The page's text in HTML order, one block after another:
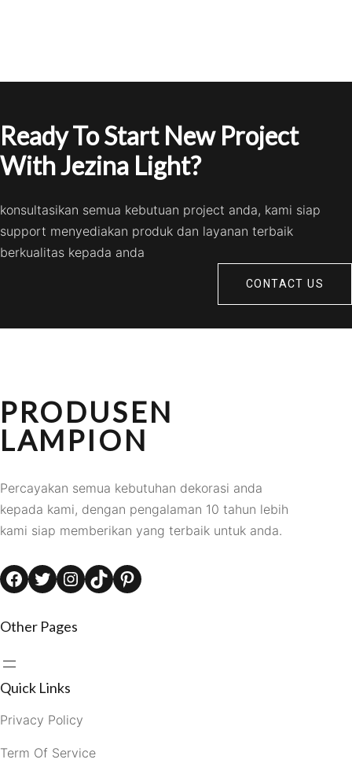
Ready To Start New Project
With Jezina Light?
konsultasikan semua kebutuan project anda, kami siap
support menyediakan produk dan layanan terbaik
berkualitas kepada anda
CONTACT US
PRODUSEN
LAMPION
Percayakan semua kebutuhan dekorasi anda
kepada kami, dengan pengalaman 10 tahun lebih
kami siap memberikan yang terbaik untuk anda.
Facebook Twitter Instagram TikTok Pinterest
Other Pages
Quick Links
Privacy Policy
Term Of Service